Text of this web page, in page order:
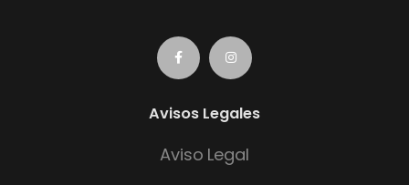
Avisos Legales
Aviso Legal